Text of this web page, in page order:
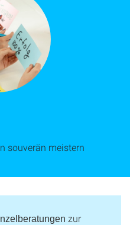
souverän meistern
zur